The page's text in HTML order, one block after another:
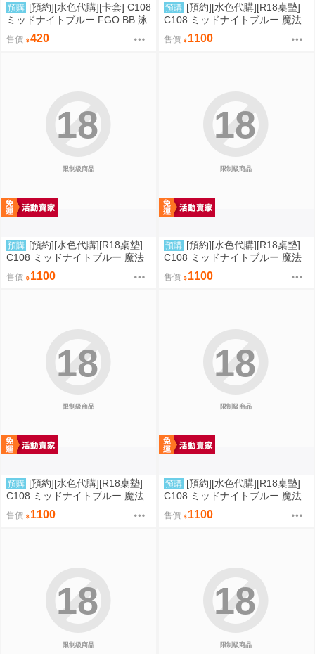
預購 [預約][水色代購][卡套] C108
ミッドナイトブルー FGO BB 泳
售價 420
預購 [預約][水色代購][R18桌墊]
C108 ミッドナイトブルー 魔法
少女 美遊 M字腿
售價 1100
限制級商品
18
預購 [預約][水色代購][R18桌墊]
C108 ミッドナイトブルー 魔法
少女 伊莉雅&克洛伊&美遊 翹臀
售價 1100
限制級商品
18
預購 [預約][水色代購][R18桌墊]
C108 ミッドナイトブルー 魔法
少女 伊莉雅&克洛伊&美遊 背後
位
售價 1100
限制級商品
18
預購 [預約][水色代購][R18桌墊]
C108 ミッドナイトブルー 魔法
少女 伊莉雅&克洛伊&美遊 服從
售價 1100
限制級商品
18
預購 [預約][水色代購][R18桌墊]
C108 ミッドナイトブルー 魔法
少女 伊莉雅&克洛伊 M字腿
售價 1100
限制級商品
18
限制級商品
18